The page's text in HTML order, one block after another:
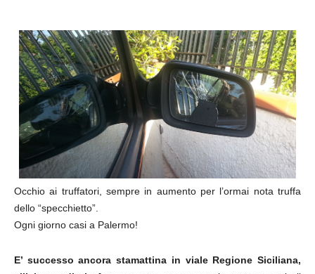
Occhio ai truffatori, sempre in aumento per l’ormai nota truffa
dello “specchietto”.
Ogni giorno casi a Palermo!
E’ successo ancora stamattina in viale Regione Siciliana,